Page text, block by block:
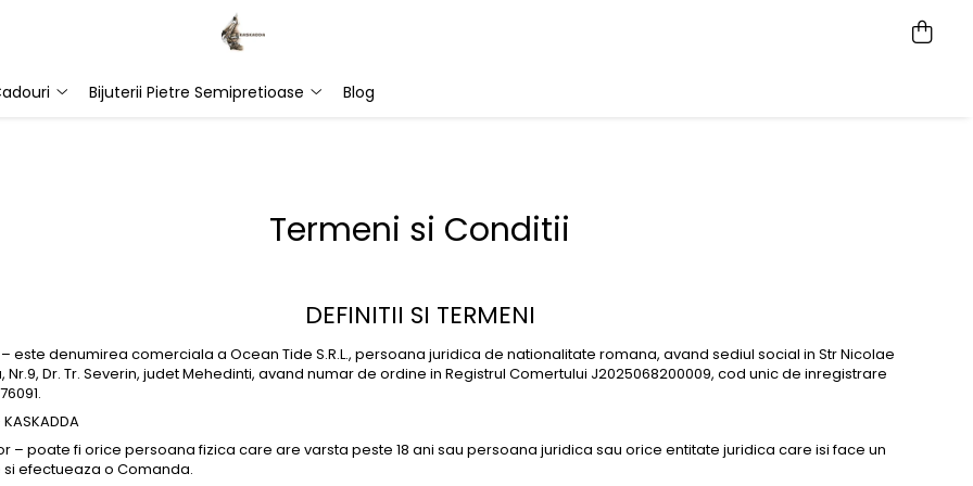
Bijuterii Pietre Semipretioase Blog
Termeni si Conditii
DEFINITII SI TERMENI
– este denumirea comerciala a Ocean Tide S.R.L., persoana juridica de nationalitate romana, avand sediul social in Str Nicolae
Nr.9, Dr. Tr. Severin, judet Mehedinti, avand numar de ordine in Registrul Comertului J2025068200009, cod unic de inregistrare
– poate fi orice persoana fizica care are varsta peste 18 ani sau persoana juridica sau orice entitate juridica care isi face un
si efectueaza o Comanda.